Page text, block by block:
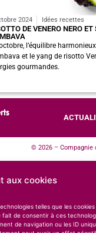
aux cookies
telles que les
de consentir à ces
de navigation ou les ID
2024 Idées recettes
DE VENERO NERO
l’équilibre
et le yang de risotto
gourmandes.
© 2026 – Compagnie